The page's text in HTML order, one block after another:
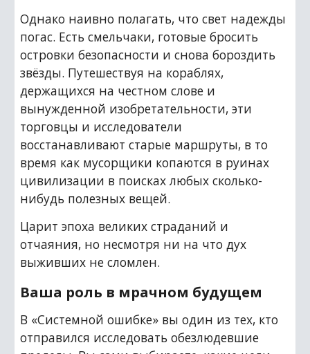
Однако наивно полагать, что свет надежды
погас. Есть смельчаки, готовые бросить
островки безопасности и снова бороздить
звёзды. Путешествуя на кораблях,
держащихся на честном слове и
вынужденной изобретательности, эти
торговцы и исследователи
восстанавливают старые маршруты, в то
время как мусорщики копаются в руинах
цивилизации в поисках любых сколько-
нибудь полезных вещей.
Царит эпоха великих страданий и
отчаяния, но несмотря ни на что дух
выживших не сломлен.
Ваша роль в мрачном будущем
В «Системной ошибке» вы один из тех, кто
отправился исследовать обезлюдевшие